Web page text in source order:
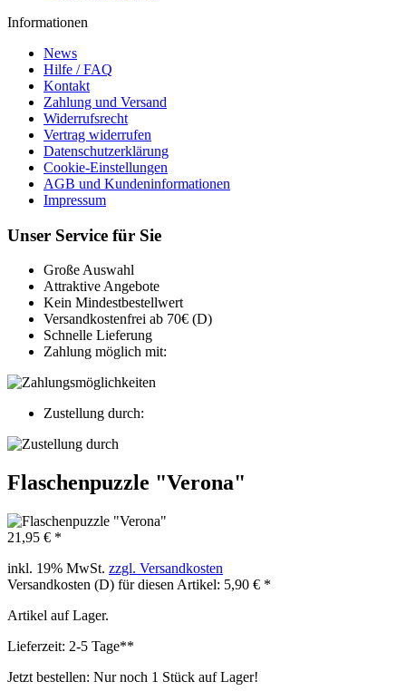
Informationen
News
Hilfe / FAQ
Kontakt
Zahlung und Versand
Widerrufsrecht
Vertrag widerrufen
Datenschutzerklärung
Cookie-Einstellungen
AGB und Kundeninformationen
Impressum
Unser Service für Sie
Große Auswahl
Attraktive Angebote
Kein Mindestbestellwert
Versandkostenfrei ab 70€ (D)
Schnelle Lieferung
Zahlung möglich mit:
Zustellung durch:
Flaschenpuzzle "Verona"
21,95 € *
inkl. 19% MwSt. zzgl. Versandkosten
Versandkosten (D) für diesen Artikel: 5,90 € *
Artikel auf Lager.
Lieferzeit: 2-5 Tage**
Jetzt bestellen: Nur noch 1 Stück auf Lager!